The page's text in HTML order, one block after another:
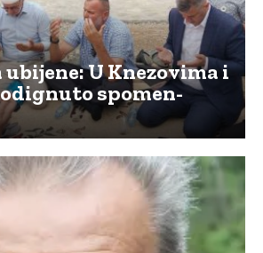
ubijene: U Knezovima i
spomen-